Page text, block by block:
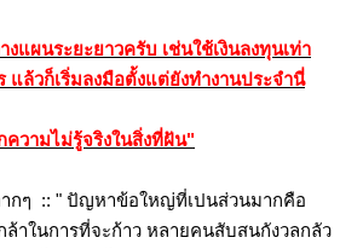
แผนระยะยาวครับ เช่นใช้เงินลงทุนเท่า
แล้วก็เริ่มลงมือตั้งแต่ยังทำงานประจำนี่
ความไม่รู้จริงในสิ่งที่ฝัน"
ากๆ :: " ปัญหาข้อใหญ่ที่เปนส่วนมากคือ
าในการที่จะก้าว หลายคนสับสนกังวลกลัว